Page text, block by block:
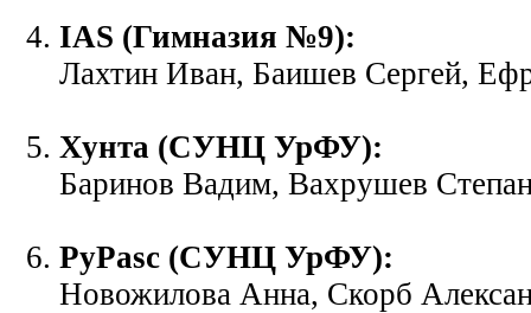
IAS (Гимназия №9):
Лахтин Иван, Баишев Сергей,
Хунта (СУНЦ УрФУ):
Баринов Вадим, Вахрушев
PyPasc (СУНЦ УрФУ):
Новожилова Анна, Скорб